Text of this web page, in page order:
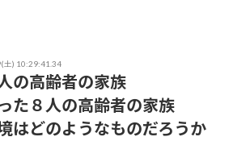
) 10:29:41.34
の高齢者の家族
た８人の高齢者の家族
はどのようなものだろうか